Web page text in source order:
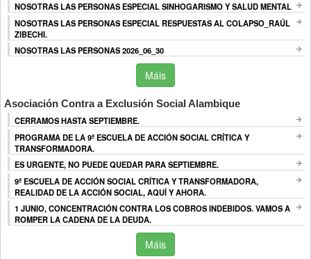
NOSOTRAS LAS PERSONAS ESPECIAL SINHOGARISMO Y SALUD MENTAL
NOSOTRAS LAS PERSONAS ESPECIAL RESPUESTAS AL COLAPSO_RAÚL
ZIBECHI.
NOSOTRAS LAS PERSONAS 2026_06_30
Máis
Asociación Contra a Exclusión Social Alambique
CERRAMOS HASTA SEPTIEMBRE.
PROGRAMA DE LA 9ª ESCUELA DE ACCIÓN SOCIAL CRÍTICA Y
TRANSFORMADORA.
ES URGENTE, NO PUEDE QUEDAR PARA SEPTIEMBRE.
9ª ESCUELA DE ACCIÓN SOCIAL CRÍTICA Y TRANSFORMADORA,
REALIDAD DE LA ACCIÓN SOCIAL, AQUÍ Y AHORA.
1 JUNIO, CONCENTRACIÓN CONTRA LOS COBROS INDEBIDOS. VAMOS A
ROMPER LA CADENA DE LA DEUDA.
Máis